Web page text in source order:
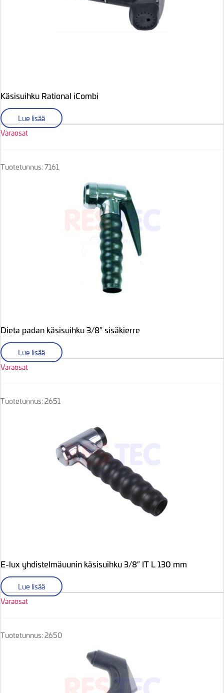
Käsisuihku Rational iCombi
Lue lisää
Varaosat
Tuotetunnus: 7161
Dieta padan käsisuihku 3/8″ sisäkierre
Lue lisää
Varaosat
Tuotetunnus: 2651
E-lux yhdistelmäuunin käsisuihku 3/8″ IT L 130 mm
Lue lisää
Varaosat
Tuotetunnus: 2650